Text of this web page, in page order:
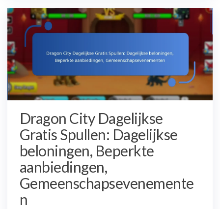
Dragon City Dagelijkse
Gratis Spullen: Dagelijkse
beloningen, Beperkte
aanbiedingen,
Gemeenschapsevenemente
n